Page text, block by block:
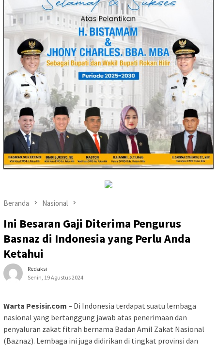
Beranda Nasional
Ini Besaran Gaji Diterima Pengurus
Basnaz di Indonesia yang Perlu Anda
Ketahui
Redaksi
Senin, 19 Agustus 2024
Warta Pesisir.com – Di Indonesia terdapat suatu lembaga
nasional yang bertanggung jawab atas penerimaan dan
penyaluran zakat fitrah bernama Badan Amil Zakat Nasional
(Baznaz). Lembaga ini juga didirikan di tingkat provinsi dan